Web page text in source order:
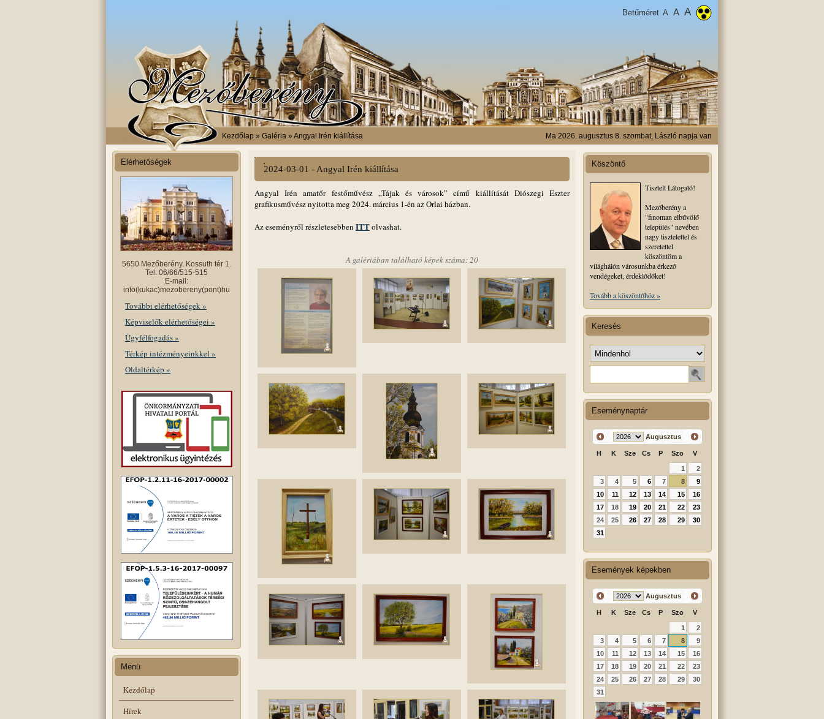
Betűméret A A A
Kezdőlap » Galéria » Angyal Irén kiállítása Ma 2026. augusztus 8. szombat, László napja van
Elérhetőségek
5650 Mezőberény, Kossuth tér 1.
Tel: 06/66/515-515
E-mail:
info(kukac)mezobereny(pont)hu
További elérhetőségek »
Képviselők elérhetőségei »
Ügyfélfogadás »
Térkép intézményeinkkel »
Oldaltérkép »
Menü
Kezdőlap
Hírek
2024-03-01 - Angyal Irén kiállítása
Angyal Irén amatőr festőművész „Tájak és városok” című kiállítását Diószegi Eszter
grafikusművész nyitotta meg 2024. március 1-én az Orlai házban.
Az eseményről részletesebben ITTolvashat.
A galériában található képek száma: 20
Köszöntő
Tisztelt Látogató!
Mezőberény a
"finoman elbűvölő
település" nevében
nagy tisztelettel és
szeretettel
köszöntöm a
világhálón városunkba érkező
vendégeket, érdeklődőket!
Tovább a köszöntőhöz »
Keresés
Keresés helye
Eseménynaptár
Augusztus
H K Sze Cs P Szo V
1
2
3
4 5 6 7 8
9
10
11 12 13 14 15
16
17
18 19 20 21 22
23
24
25 26 27 28 29
30
31
Események képekben
Augusztus
H K Sze Cs P Szo V
1
2
3
4 5 6 7 8
9
10
11 12 13 14 15
16
17
18 19 20 21 22
23
24
25 26 27 28 29
30
31